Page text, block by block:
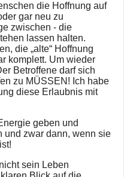
die Hoffnung auf
gar neu zu
zwischen - die
lassen halten.
die „alte“ Hoffnung
komplett. Um wieder
Betroffene darf sich
zu MÜSSEN! Ich habe
diese Erlaubnis mit
geben und
und zwar dann, wenn sie
sein Leben